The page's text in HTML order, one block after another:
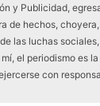
y Publicidad,
de hechos,
las luchas
el periodismo es
con